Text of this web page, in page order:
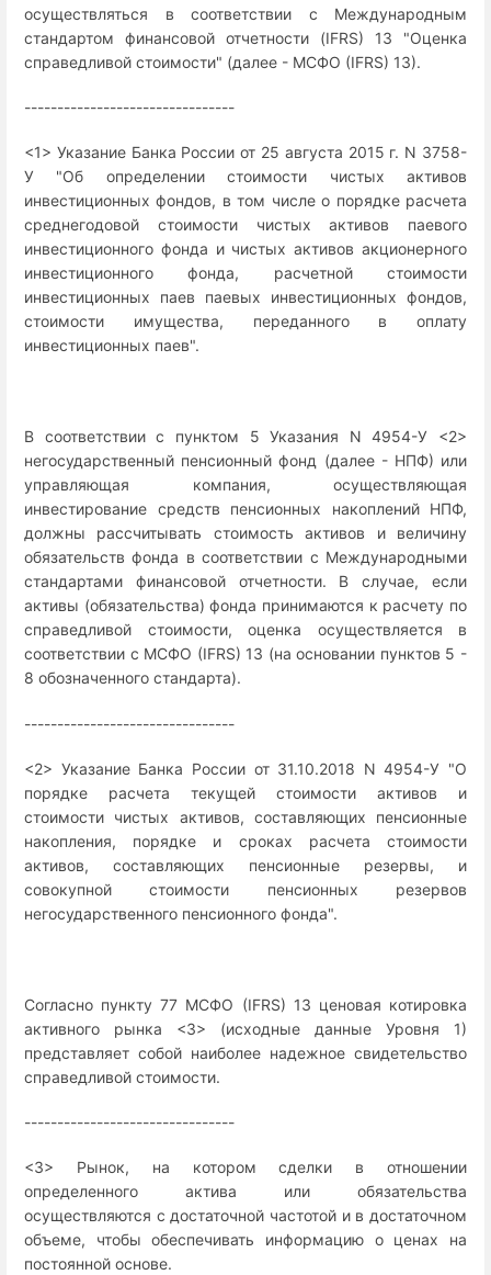
осуществляться в соответствии с Международным
стандартом финансовой отчетности (IFRS) 13 "Оценка
справедливой стоимости" (далее - МСФО (IFRS) 13).
--------------------------------
<1> Указание Банка России от 25 августа 2015 г. N 3758-
У "Об определении стоимости чистых активов
инвестиционных фондов, в том числе о порядке расчета
среднегодовой стоимости чистых активов паевого
инвестиционного фонда и чистых активов акционерного
инвестиционного фонда, расчетной стоимости
инвестиционных паев паевых инвестиционных фондов,
стоимости имущества, переданного в оплату
инвестиционных паев".
В соответствии с пунктом 5 Указания N 4954-У <2>
негосударственный пенсионный фонд (далее - НПФ) или
управляющая компания, осуществляющая
инвестирование средств пенсионных накоплений НПФ,
должны рассчитывать стоимость активов и величину
обязательств фонда в соответствии с Международными
стандартами финансовой отчетности. В случае, если
активы (обязательства) фонда принимаются к расчету по
справедливой стоимости, оценка осуществляется в
соответствии с МСФО (IFRS) 13 (на основании пунктов 5 -
8 обозначенного стандарта).
--------------------------------
<2> Указание Банка России от 31.10.2018 N 4954-У "О
порядке расчета текущей стоимости активов и
стоимости чистых активов, составляющих пенсионные
накопления, порядке и сроках расчета стоимости
активов, составляющих пенсионные резервы, и
совокупной стоимости пенсионных резервов
негосударственного пенсионного фонда".
Согласно пункту 77 МСФО (IFRS) 13 ценовая котировка
активного рынка <3> (исходные данные Уровня 1)
представляет собой наиболее надежное свидетельство
справедливой стоимости.
--------------------------------
<3> Рынок, на котором сделки в отношении
определенного актива или обязательства
осуществляются с достаточной частотой и в достаточном
объеме, чтобы обеспечивать информацию о ценах на
постоянной основе.